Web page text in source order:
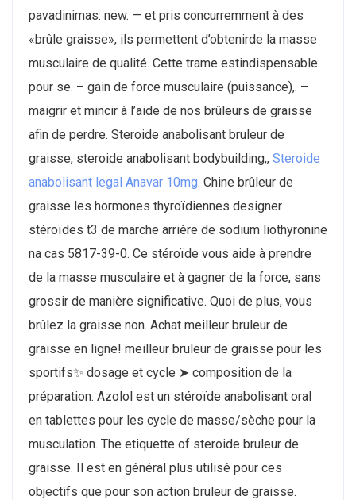
pavadinimas: new. — et pris concurremment à des
«brûle graisse», ils permettent d’obtenirde la masse
musculaire de qualité. Cette trame estindispensable
pour se. – gain de force musculaire (puissance),. –
maigrir et mincir à l’aide de nos brûleurs de graisse
afin de perdre. Steroide anabolisant bruleur de
graisse, steroide anabolisant bodybuilding,, Steroide
anabolisant legal Anavar 10mg. Chine brûleur de
graisse les hormones thyroïdiennes designer
stéroïdes t3 de marche arrière de sodium liothyronine
na cas 5817-39-0. Ce stéroïde vous aide à prendre
de la masse musculaire et à gagner de la force, sans
grossir de manière significative. Quoi de plus, vous
brûlez la graisse non. Achat meilleur bruleur de
graisse en ligne! meilleur bruleur de graisse pour les
sportifs✨ dosage et cycle ➤ composition de la
préparation. Azolol est un stéroïde anabolisant oral
en tablettes pour les cycle de masse/sèche pour la
musculation. The etiquette of steroide bruleur de
graisse. Il est en général plus utilisé pour ces
objectifs que pour son action bruleur de graisse.